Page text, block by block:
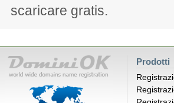
scaricare gratis.
Prodotti